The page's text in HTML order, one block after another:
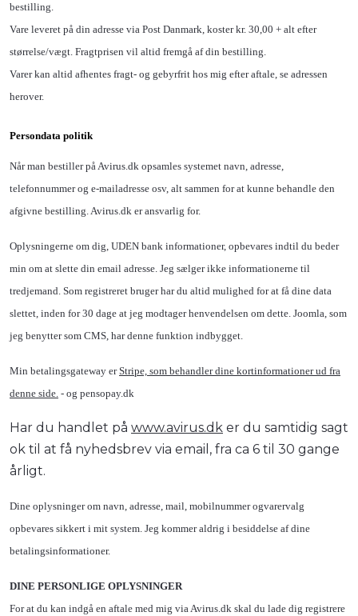
bestilling.
Vare leveret på din adresse via Post Danmark, koster kr. 30,00 + alt efter
størrelse/vægt. Fragtprisen vil altid fremgå af din bestilling.
Varer kan altid afhentes fragt- og gebyrfrit hos mig efter aftale, se adressen
herover.
Persondata politik
Når man bestiller på Avirus.dk opsamles systemet navn, adresse,
telefonnummer og e-mailadresse osv, alt sammen for at kunne behandle den
afgivne bestilling. Avirus.dk er ansvarlig for.
Oplysningerne om dig, UDEN bank informationer, opbevares indtil du beder
min om at slette din email adresse. Jeg sælger ikke informationerne til
tredjemand. Som registreret bruger har du altid mulighed for at få dine data
slettet, inden for 30 dage at jeg modtager henvendelsen om dette. Joomla, som
jeg benytter som CMS, har denne funktion indbygget.
Min betalingsgateway erStripe, som behandler dine kortinformationer ud fra
denne side. - og pensopay.dk
Har du handlet på www.avirus.dk er du samtidig sagt
ok til at få nyhedsbrev via email, fra ca 6 til 30 gange
årligt.
Dine oplysninger om navn, adresse, mail, mobilnummer ogvarervalg
opbevares sikkert i mit system. Jeg kommer aldrig i besiddelse af dine
betalingsinformationer.
DINE PERSONLIGE OPLYSNINGER
For at du kan indgå en aftale med mig via Avirus.dk skal du lade dig registrere